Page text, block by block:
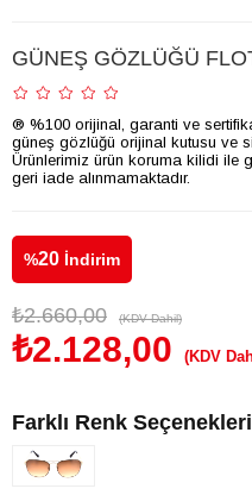
GÜNEŞ GÖZLÜĞÜ
® %100 orijinal, garanti ve
güneş gözlüğü orijinal kutusu ve
Ürünlerimiz ürün koruma kilidi ile
geri iade alınmamaktadır.
%20 İndirim
₺2.660,00 (KDV Dahil)
₺2.128,00 (KDV
Farklı Renk Seçenekleri